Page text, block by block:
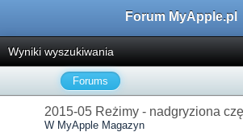
Forum MyApple.pl
Wyniki wyszukiwania
Forums
2015-05 Reżimy - nadgryziona
W MyApple Magazyn